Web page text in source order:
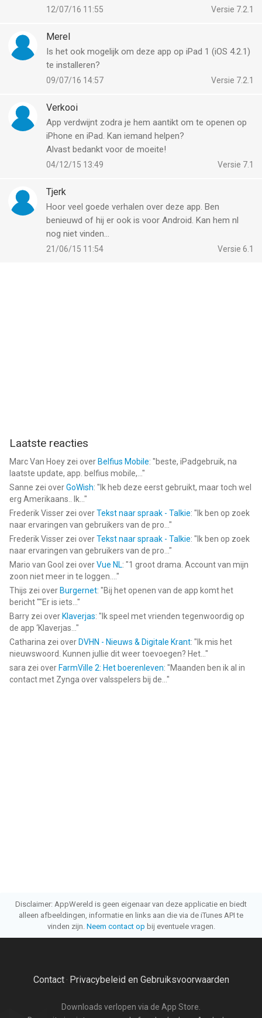
Versie 7.2.1
12/07/16 11:55
Merel
Is het ook mogelijk om deze app op iPad 1 (iOS 4.2.1)
te installeren?
Versie 7.2.1
09/07/16 14:57
Verkooi
App verdwijnt zodra je hem aantikt om te openen op
iPhone en iPad. Kan iemand helpen?
Alvast bedankt voor de moeite!
Versie 7.1
04/12/15 13:49
Tjerk
Hoor veel goede verhalen over deze app. Ben
benieuwd of hij er ook is voor Android. Kan hem nl
nog niet vinden...
Versie 6.1
21/06/15 11:54
Laatste reacties
Marc Van Hoey zei over Belfius Mobile: "beste, iPadgebruik, na
laatste update, app. belfius mobile,... "
Sanne zei overGoWish: " Ik heb deze eerst gebruikt, maar toch wel
erg Amerikaans.. Ik... "
Frederik Visser zei overTekst naar spraak - Talkie: " Ik ben op zoek
naar ervaringen van gebruikers van de pro... "
Frederik Visser zei overTekst naar spraak - Talkie: " Ik ben op zoek
naar ervaringen van gebruikers van de pro... "
Mario van Gool zei overVue NL: "1 groot drama. Account van mijn
zoon niet meer in te loggen.... "
Thijs zei over Burgernet: "Bij het openen van de app komt het
bericht ""Er is iets... "
Barry zei over Klaverjas: " Ik speel met vrienden tegenwoordig op
de app ‘Klaverjas... "
Catharina zei over DVHN - Nieuws & Digitale Krant: " Ik mis het
nieuwswoord. Kunnen jullie dit weer toevoegen? Het... "
sara zei over FarmVille 2: Het boerenleven: "Maanden ben ik al in
contact met Zynga over valsspelers bij de... "
Disclaimer: AppWereld is geen eigenaar van deze applicatie en biedt
alleen afbeeldingen, informatie en links aan die via de iTunes API te
vinden zijn. Neem contact op bij eventuele vragen.
Contact· Privacybeleid en Gebruiksvoorwaarden
Downloads verlopen via de App Store.